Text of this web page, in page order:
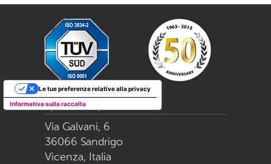
Sperotto S.p.a.
Via Galvani, 6
36066 Sandrigo
Vicenza, Italia
Informativa sulla raccolta
Le tue preferenze relative alla privacy